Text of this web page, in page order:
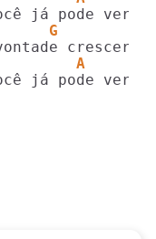
G
A